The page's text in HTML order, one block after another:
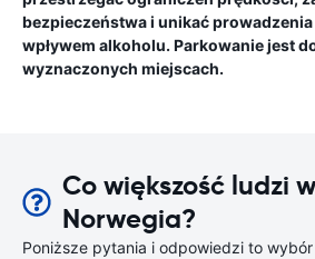
bezpieczeństwa i unikać
wpływem alkoholu. Parkowanie jest
wyznaczonych miejscach.
Co większość ludzi
Norwegia?
Poniższe pytania i odpowiedzi to